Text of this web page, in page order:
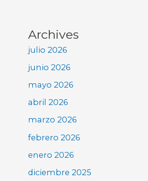
Archives
julio 2026
junio 2026
mayo 2026
abril 2026
marzo 2026
febrero 2026
enero 2026
diciembre 2025